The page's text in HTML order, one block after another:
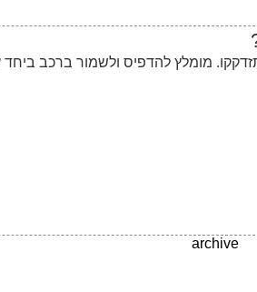
מומלץ להדפיס ולשמור ברכב ביחד
archive